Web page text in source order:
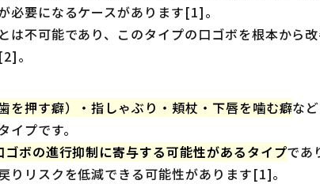
必要になるケースがあります[1]。
は不可能であり、このタイプの口ゴボを根本から
。
を押す癖）・指しゃぶり・頬杖・下唇を噛む癖な
プです。
ゴボの進行抑制に寄与する可能性があるタイプであ
りリスクを低減できる可能性があります[1]。